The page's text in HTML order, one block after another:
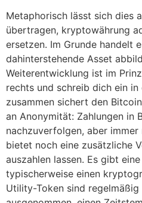
Metaphorisch lässt sich dies
übertragen, kryptowährung
ersetzen. Im Grunde handelt
dahinterstehende Asset
Weiterentwicklung ist im
rechts und schreib dich ein in
zusammen sichert den
an Anonymität: Zahlungen in
nachzuverfolgen, aber
bietet noch eine zusätzliche
auszahlen lassen. Es gibt
typischerweise einen
Utility-Token sind